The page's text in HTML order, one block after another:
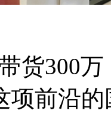
300万
项前沿